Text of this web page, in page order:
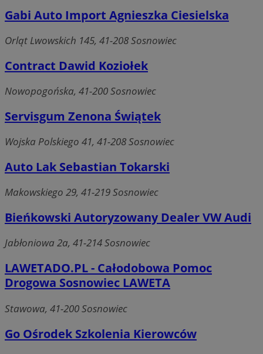
Gabi Auto Import Agnieszka Ciesielska
Orląt Lwowskich 145, 41-208 Sosnowiec
Contract Dawid Koziołek
Nowopogońska, 41-200 Sosnowiec
Servisgum Zenona Świątek
Wojska Polskiego 41, 41-208 Sosnowiec
Auto Lak Sebastian Tokarski
Makowskiego 29, 41-219 Sosnowiec
Bieńkowski Autoryzowany Dealer VW Audi
Jabłoniowa 2a, 41-214 Sosnowiec
LAWETADO.PL - Całodobowa Pomoc
Drogowa Sosnowiec LAWETA
Stawowa, 41-200 Sosnowiec
Go Ośrodek Szkolenia Kierowców